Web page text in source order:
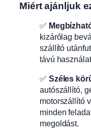
Miért ajánljuk
✅
kizárólag
szállító
távú
✅ Széles
autószállító,
motorszállító
minden
megoldást.